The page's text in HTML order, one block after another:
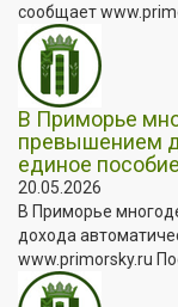
сообщает
В Приморье
превышением
единое пособие
20.05.2026
В Приморье
дохода
www.primorsky.ru